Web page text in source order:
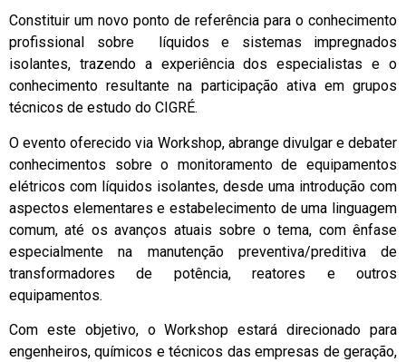
Constituir um novo ponto de referência para o conhecimento
profissional sobre líquidos e sistemas impregnados
isolantes, trazendo a experiência dos especialistas e o
conhecimento resultante na participação ativa em grupos
técnicos de estudo do CIGRÉ.
O evento oferecido via Workshop, abrange divulgar e debater
conhecimentos sobre o monitoramento de equipamentos
elétricos com líquidos isolantes, desde uma introdução com
aspectos elementares e estabelecimento de uma linguagem
comum, até os avanços atuais sobre o tema, com ênfase
especialmente na manutenção preventiva/preditiva de
transformadores de potência, reatores e outros
equipamentos.
Com este objetivo, o Workshop estará direcionado para
engenheiros, químicos e técnicos das empresas de geração,